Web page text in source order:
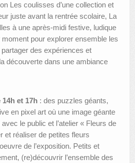
Les coulisses d’une collection et
juste avant la rentrée scolaire, La
à une après-midi festive, ludique
pour explorer ensemble les
des expériences et
découverte dans une ambiance
et 17h : des puzzles géants,
en pixel art où une image géante
le public et l’atelier « Fleurs de
et réaliser de petites fleurs
de l’exposition. Petits et
(re)découvrir l’ensemble des